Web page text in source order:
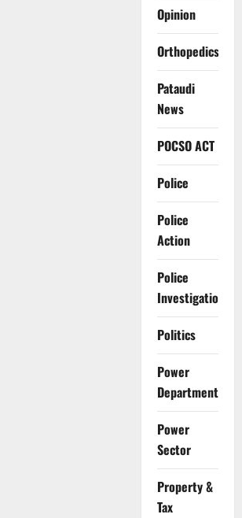
Opinion
Orthopedics
Pataudi
News
POCSO ACT
Police
Police
Action
Police
Investigation
Politics
Power
Department
Power
Sector
Property &
Tax